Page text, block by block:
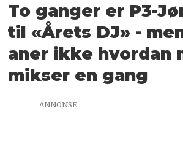
To ganger er P3-
til «Årets DJ» -
aner ikke hvordan
mikser en gang
ANNONSE